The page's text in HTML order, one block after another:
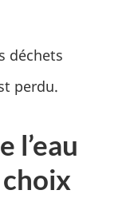
déchets
perdu.
l’eau